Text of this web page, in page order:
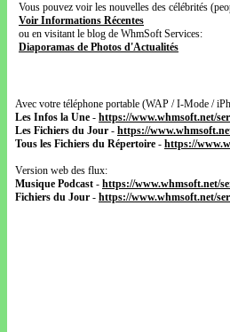
Vous pouvez voir les nouvelles des célébrités
Voir Informations Récentes
ou en visitant le blog de WhmSoft Services:
Diaporamas de Photos d'Actualités
Avec votre téléphone portable (WAP / I-Mode /
Les Infos la Une - https://www.whmsoft.net/
Les Fichiers du Jour - https://
Tous les Fichiers du Répertoire - https://
Version web des flux:
Musique Podcast - https://www.whmsoft.net/
Fichiers du Jour - https://www.whmsoft.net/